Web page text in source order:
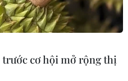
thêm
trước cơ hội mở rộng thị